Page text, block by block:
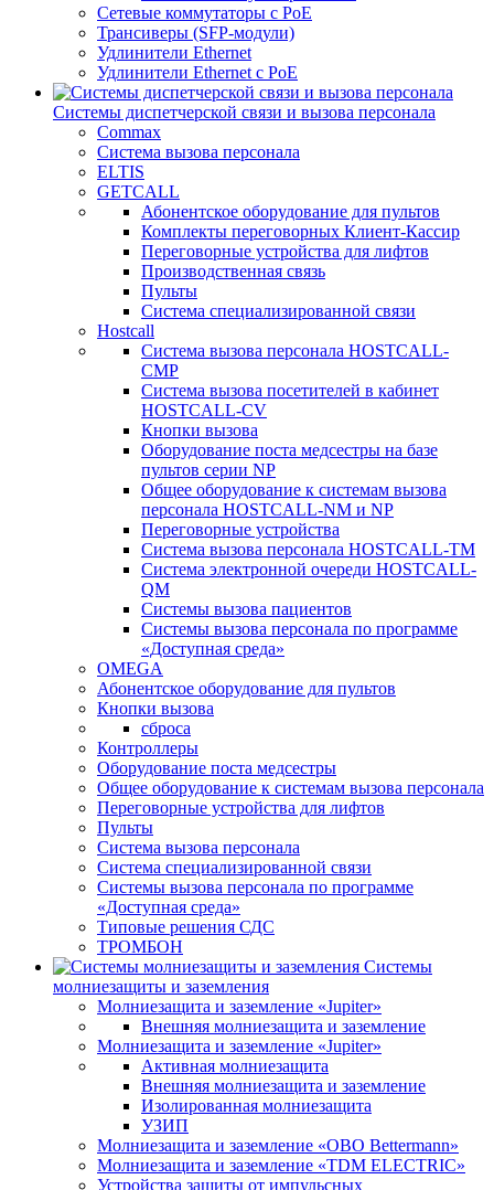
Сетевые коммутаторы с РоЕ
Трансиверы (SFP-модули)
Удлинители Ethernet
Удлинители Ethernet с PoE
Системы диспетчерской связи и вызова персонала
Commax
Cистема вызова персонала
ELTIS
GETCALL
Абонентское оборудование для пультов
Комплекты переговорных Клиент-Кассир
Переговорные устройства для лифтов
Производственная связь
Пульты
Система специализированной связи
Hostcall
Cистема вызова персонала HOSTCALL-
CMP
Cистема вызова посетителей в кабинет
HOSTCALL-CV
Кнопки вызова
Оборудование поста медсестры на базе
пультов серии NP
Общее оборудование к системам вызова
персонала HOSTCALL-NM и NP
Переговорные устройства
Система вызова персонала HOSTCALL-TM
Система электронной очереди HOSTCALL-
QM
Системы вызова пациентов
Системы вызова персонала по программе
«Доступная среда»
OMEGA
Абонентское оборудование для пультов
Кнопки вызова
сброса
Контроллеры
Оборудование поста медсестры
Общее оборудование к системам вызова персонала
Переговорные устройства для лифтов
Пульты
Система вызова персонала
Система специализированной связи
Системы вызова персонала по программе
«Доступная среда»
Типовые решения СДС
ТРОМБОН
Системы
молниезащиты и заземления
Молниезащита и заземление «Jupiter»
Внешняя молниезащита и заземление
Молниезащита и заземление «Jupiter»
Активная молниезащита
Внешняя молниезащита и заземление
Изолированная молниезащита
УЗИП
Молниезащита и заземление «OBO Bettermann»
Молниезащита и заземление «TDM ЕLECTRIC»
Устройства защиты от импульсных